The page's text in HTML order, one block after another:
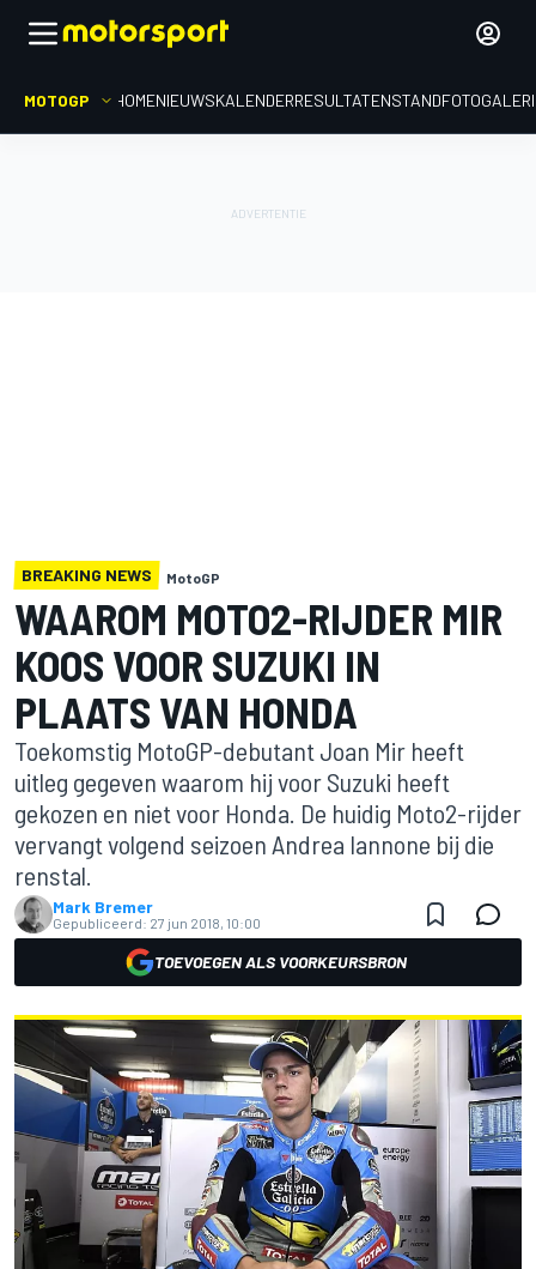
MOTOGP HOMENIEUWSKALENDERRESULTATENSTAND
BREAKING NEWS MotoGP
WAAROM MOTO2-RIJDER MIR
KOOS VOOR SUZUKI IN
PLAATS VAN HONDA
Toekomstig MotoGP-debutant Joan Mir heeft
uitleg gegeven waarom hij voor Suzuki heeft
gekozen en niet voor Honda. De huidig Moto2-rijder
vervangt volgend seizoen Andrea Iannone bij die
renstal.
Mark Bremer
Gepubliceerd: 27 jun 2018, 10:00
TOEVOEGEN ALS VOORKEURSBRON